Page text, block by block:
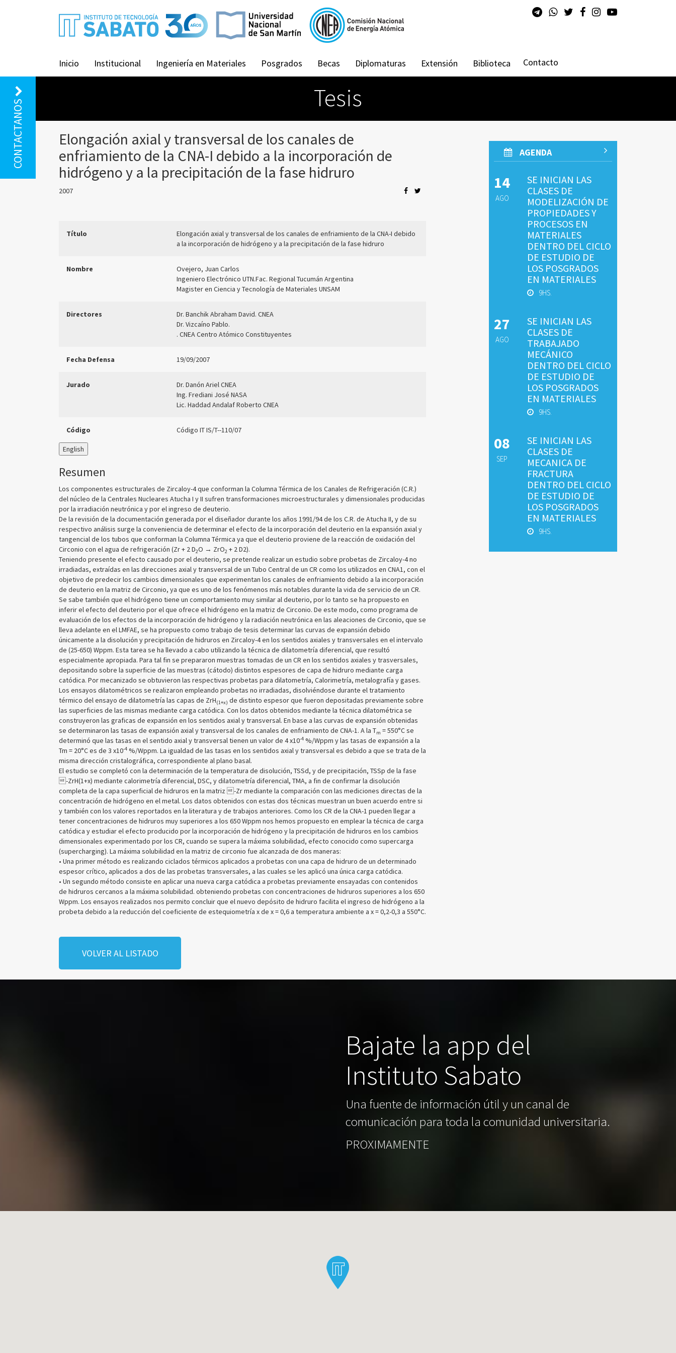
Inicio Institucional Ingeniería en Materiales Posgrados Becas Diplomaturas Extensión Biblioteca Contacto
CONTACTANOS Tesis
Elongación axial y transversal de los canales de
enfriamiento de la CNA-I debido a la incorporación de
hidrógeno y a la precipitación de la fase hidruro
2007
Título
Elongación axial y transversal de los canales de enfriamiento de la CNA-I debido
a la incorporación de hidrógeno y a la precipitación de la fase hidruro
Nombre
Ovejero, Juan Carlos
Ingeniero Electrónico UTN.Fac. Regional Tucumán Argentina
Magister en Ciencia y Tecnología de Materiales UNSAM
Directores
Dr. Banchik Abraham David. CNEA
Dr. Vizcaíno Pablo.
. CNEA Centro Atómico Constituyentes
Fecha Defensa 19/09/2007
Jurado
Dr. Danón Ariel CNEA
Ing. Frediani José NASA
Lic. Haddad Andalaf Roberto CNEA
Código Código IT IS/T--110/07
English
Resumen
Los componentes estructurales de Zircaloy-4 que conforman la Columna Térmica de los Canales de Refrigeración (C.R.)
del núcleo de la Centrales Nucleares Atucha I y II sufren transformaciones microestructurales y dimensionales producidas
por la irradiación neutrónica y por el ingreso de deuterio.
De la revisión de la documentación generada por el diseñador durante los años 1991/94 de los C.R. de Atucha II, y de su
respectivo análisis surge la conveniencia de determinar el efecto de la incorporación del deuterio en la expansión axial y
tangencial de los tubos que conforman la Columna Térmica ya que el deuterio proviene de la reacción de oxidación del
Circonio con el agua de refrigeración (Zr + 2 D2O → ZrO2 + 2 D2).
Teniendo presente el efecto causado por el deuterio, se pretende realizar un estudio sobre probetas de Zircaloy-4 no
irradiadas, extraídas en las direcciones axial y transversal de un Tubo Central de un CR como los utilizados en CNA1, con el
objetivo de predecir los cambios dimensionales que experimentan los canales de enfriamiento debido a la incorporación
de deuterio en la matriz de Circonio, ya que es uno de los fenómenos más notables durante la vida de servicio de un CR.
Se sabe también que el hidrógeno tiene un comportamiento muy similar al deuterio, por lo tanto se ha propuesto en
inferir el efecto del deuterio por el que ofrece el hidrógeno en la matriz de Circonio. De este modo, como programa de
evaluación de los efectos de la incorporación de hidrógeno y la radiación neutrónica en las aleaciones de Circonio, que se
lleva adelante en el LMFAE, se ha propuesto como trabajo de tesis determinar las curvas de expansión debido
únicamente a la disolución y precipitación de hidruros en Zircaloy-4 en los sentidos axiales y transversales en el intervalo
de (25-650) Wppm. Esta tarea se ha llevado a cabo utilizando la técnica de dilatometría diferencial, que resultó
especialmente apropiada. Para tal fin se prepararon muestras tomadas de un CR en los sentidos axiales y trasversales,
depositando sobre la superficie de las muestras (cátodo) distintos espesores de capa de hidruro mediante carga
catódica. Por mecanizado se obtuvieron las respectivas probetas para dilatometría, Calorimetría, metalografía y gases.
Los ensayos dilatométricos se realizaron empleando probetas no irradiadas, disolviéndose durante el tratamiento
térmico del ensayo de dilatometría las capas de ZrH(1+x) de distinto espesor que fueron depositadas previamente sobre
las superficies de las mismas mediante carga catódica. Con los datos obtenidos mediante la técnica dilatométrica se
construyeron las graficas de expansión en los sentidos axial y transversal. En base a las curvas de expansión obtenidas
se determinaron las tasas de expansión axial y transversal de los canales de enfriamiento de CNA-1. A la Tm = 550°C se
determinó que las tasas en el sentido axial y transversal tienen un valor de 4 x10-4 %/Wppm y las tasas de expansión a la
Tm = 20°C es de 3 x10-4 %/Wppm. La igualdad de las tasas en los sentidos axial y transversal es debido a que se trata de la
misma dirección cristalográfica, correspondiente al plano basal.
El estudio se completó con la determinación de la temperatura de disolución, TSSd, y de precipitación, TSSp de la fase
-ZrH(1+x) mediante calorimetría diferencial, DSC, y dilatometría diferencial, TMA, a fin de confirmar la disolución
completa de la capa superficial de hidruros en la matriz -Zr mediante la comparación con las mediciones directas de la
concentración de hidrógeno en el metal. Los datos obtenidos con estas dos técnicas muestran un buen acuerdo entre si
y también con los valores reportados en la literatura y de trabajos anteriores. Como los CR de la CNA-1 pueden llegar a
tener concentraciones de hidruros muy superiores a los 650 Wppm nos hemos propuesto en emplear la técnica de carga
catódica y estudiar el efecto producido por la incorporación de hidrógeno y la precipitación de hidruros en los cambios
dimensionales experimentado por los CR, cuando se supera la máxima solubilidad, efecto conocido como supercarga
(supercharging). La máxima solubilidad en la matriz de circonio fue alcanzada de dos maneras:
• Una primer método es realizando ciclados térmicos aplicados a probetas con una capa de hidruro de un determinado
espesor crítico, aplicados a dos de las probetas transversales, a las cuales se les aplicó una única carga catódica.
• Un segundo método consiste en aplicar una nueva carga catódica a probetas previamente ensayadas con contenidos
de hidruros cercanos a la máxima solubilidad. obteniendo probetas con concentraciones de hidruros superiores a los 650
Wppm. Los ensayos realizados nos permito concluir que el nuevo depósito de hidruro facilita el ingreso de hidrógeno a la
probeta debido a la reducción del coeficiente de estequiometría x de x = 0,6 a temperatura ambiente a x = 0,2-0,3 a 550°C.
VOLVER AL LISTADO
AGENDA
14
AGO
SE INICIAN LAS
CLASES DE
MODELIZACIÓN DE
PROPIEDADES Y
PROCESOS EN
MATERIALES
DENTRO DEL CICLO
DE ESTUDIO DE
LOS POSGRADOS
EN MATERIALES
9HS.
27
AGO
SE INICIAN LAS
CLASES DE
TRABAJADO
MECÁNICO
DENTRO DEL CICLO
DE ESTUDIO DE
LOS POSGRADOS
EN MATERIALES
9HS.
08
SEP
SE INICIAN LAS
CLASES DE
MECANICA DE
FRACTURA
DENTRO DEL CICLO
DE ESTUDIO DE
LOS POSGRADOS
EN MATERIALES
9HS.
Bajate la app del
Instituto Sabato
Una fuente de información útil y un canal de
comunicación para toda la comunidad universitaria.
PROXIMAMENTE